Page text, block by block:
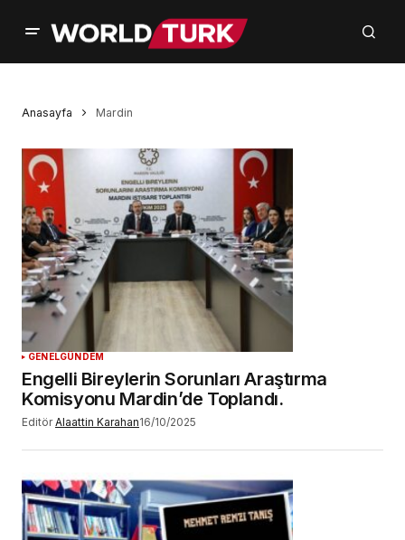
Anasayfa Mardin
GENELGÜNDEM
Engelli Bireylerin Sorunları Araştırma
Komisyonu Mardin’de Toplandı.
Editör Alaattin Karahan16/10/2025